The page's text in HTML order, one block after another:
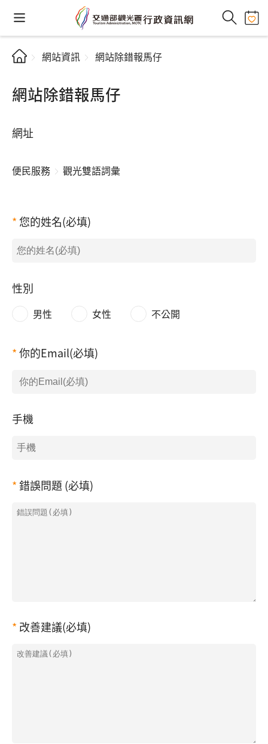
網站資訊 網站除錯報馬仔
網站除錯報馬仔
網址
便民服務 觀光雙語詞彙
您的姓名(必填)
性別
男性 女性 不公開
你的Email(必填)
手機
錯誤問題 (必填)
改善建議(必填)